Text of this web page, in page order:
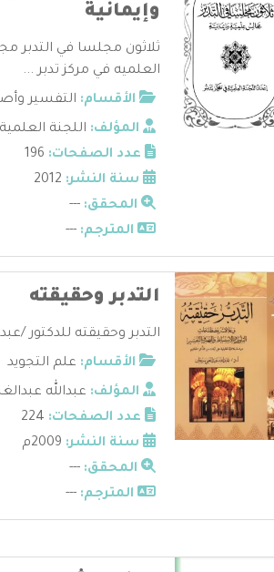
وإيمانية
ثلاثون مجلسا في التدبر
العلميه في مركز تدبر ...
الأقسام: التفسير
المؤلف: اللجنة
عدد الصفحات:
سنة النشر:
المحقق: ---
المترجم: ---
التدبر وحقيقته
التدبر وحقيقته للدكتور /
الأقسام: علم التجويد
المؤلف: عبدالله
عدد الصفحات:
سنة النشر:
المحقق: ---
المترجم: ---